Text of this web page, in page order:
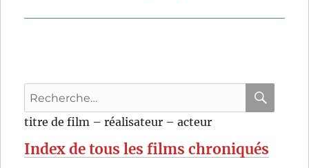
Recherche
pour
:
titre de film – réalisateur – acteur
Index de tous les films chroniqués